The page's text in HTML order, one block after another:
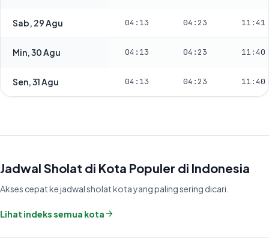
Sab, 29 Agu 04:13 04:23 11:41
Min, 30 Agu 04:13 04:23 11:40
Sen, 31 Agu 04:13 04:23 11:40
Jadwal Sholat di Kota Populer di Indonesia
Akses cepat ke jadwal sholat kota yang paling sering dicari.
Lihat indeks semua kota